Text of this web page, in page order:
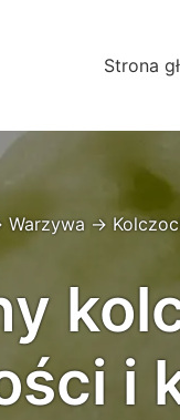
Strona
Warzywa →
i